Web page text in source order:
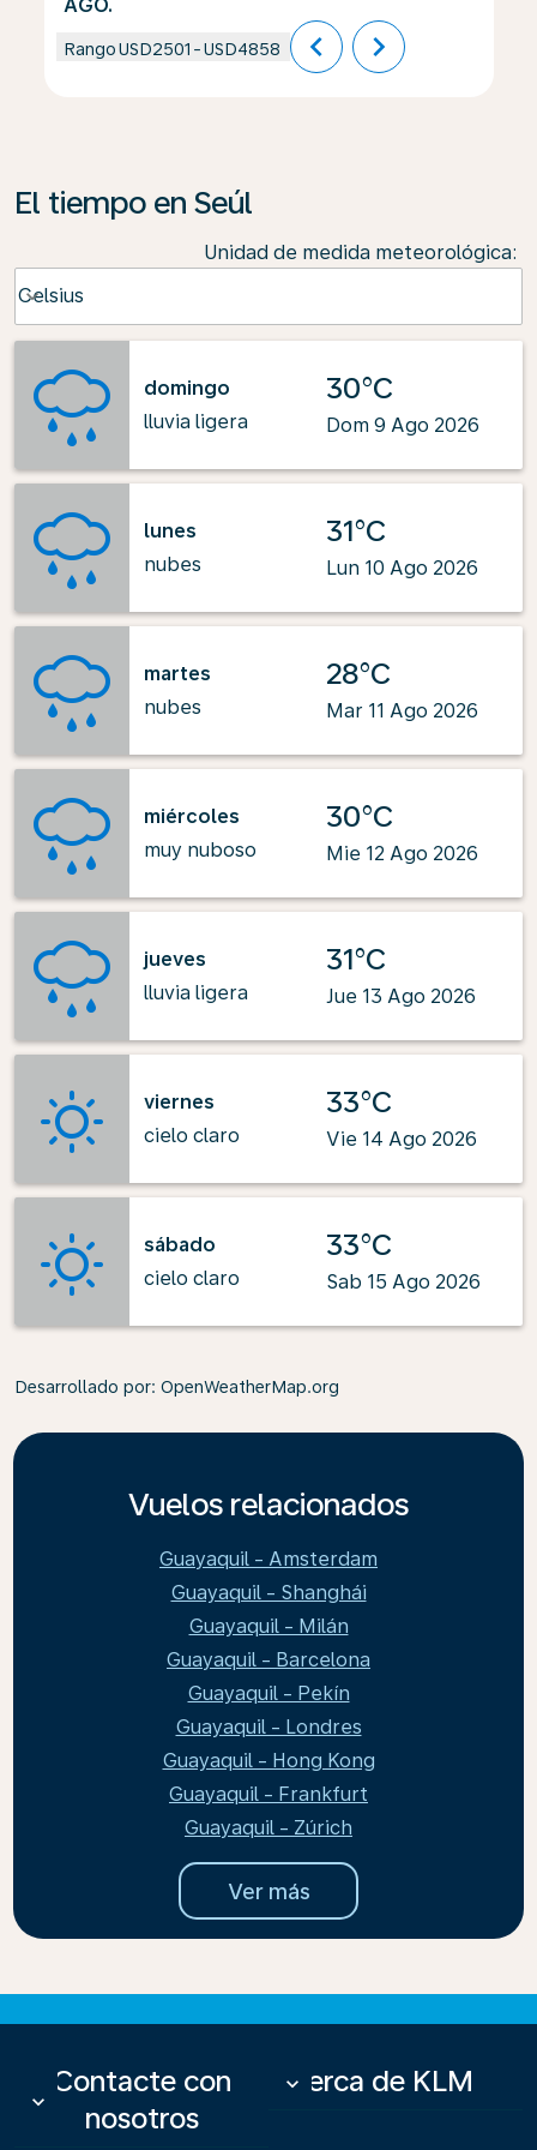
AGO.
RangoUSD2501 -USD4858 chevron_left chevron_right
El tiempo en Seúl
Unidad de medida meteorológica:
Celsius
keyboard_arrow_down
domingo
lluvia ligera
30°C
Dom 9 Ago 2026
lunes
nubes
31°C
Lun 10 Ago 2026
martes
nubes
28°C
Mar 11 Ago 2026
miércoles
muy nuboso
30°C
Mie 12 Ago 2026
jueves
lluvia ligera
31°C
Jue 13 Ago 2026
viernes
cielo claro
33°C
Vie 14 Ago 2026
sábado
cielo claro
33°C
Sab 15 Ago 2026
Desarrollado por: OpenWeatherMap.org
Vuelos relacionados
Guayaquil - Amsterdam
Guayaquil - Shanghái
Guayaquil - Milán
Guayaquil - Barcelona
Guayaquil - Pekín
Guayaquil - Londres
Guayaquil - Hong Kong
Guayaquil - Frankfurt
Guayaquil - Zúrich
Ver más
Contacte con
nosotros
keyboard_arrow_down
Acerca de KLM
keyboard_arrow_down